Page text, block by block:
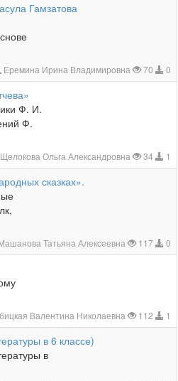
Гамзатова
Еремина Ирина Владимировна 70 0
Ф. И.
Ф.
Щелокова Ольга Александровна 34 1
сказках».
Татьяна Алексеевна 117 0
Валентина Николаевна 112 1
в 6 классе)
в